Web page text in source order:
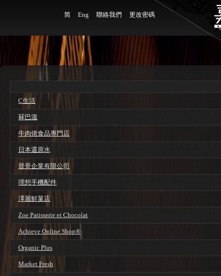
简 Eng 聯絡我們 更改密碼
C生活
冧巴溫
牛肉佬食品專門店
日本還原水
晉景企業有限公司
理想手機配件
澤麗鮮菓店
Zoe Patisserie et Chocolat
Achieve Online Shop®
Organic Plus
Market Fresh